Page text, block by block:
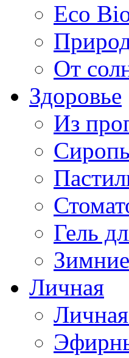
Eco
От
Здоровье
Из
Гель
Личная